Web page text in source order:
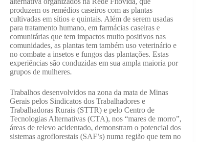
produzem os remédios caseiros com as plantas
cultivadas em sítios e quintais. Além de serem usadas
para tratamento humano, em farmácias caseiras e
comunitárias que tem impactos muito positivos nas
comunidades, as plantas tem também uso veterinário e
no combate a insetos e fungos das plantações. Estas
experiências são conduzidas em sua ampla maioria por
grupos de mulheres.
Trabalhos desenvolvidos na zona da mata de Minas
Gerais pelos Sindicatos dos Trabalhadores e
Trabalhadoras Rurais (STTR) e pelo Centro de
Tecnologias Alternativas (CTA), nos “mares de morro”,
áreas de relevo acidentado, demonstram o potencial dos
sistemas agroflorestais (SAF’s) numa região que tem no